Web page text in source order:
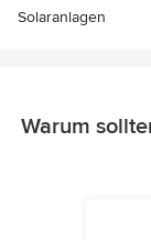
Solaranlagen
Warum